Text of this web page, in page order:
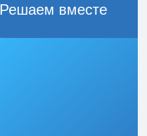
Решаем вместе